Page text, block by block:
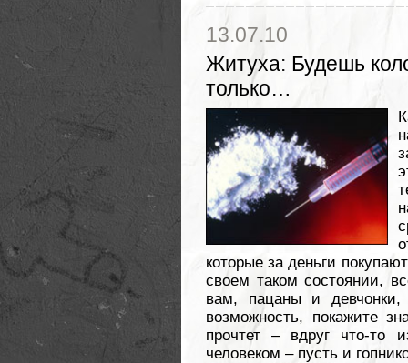
13.07.10
Житуха: Будешь
только…
которые за деньги
своем таком состоянии,
вам, пацаны и
возможность, покажите
прочтет – вдруг что-то
человеком – пусть и